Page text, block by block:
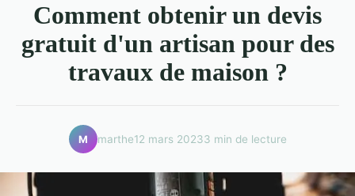
Comment obtenir un devis
gratuit d'un artisan pour des
travaux de maison ?
M marthe12 mars 20233 min de lecture